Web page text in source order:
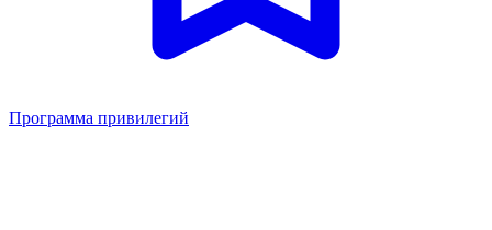
Программа привилегий